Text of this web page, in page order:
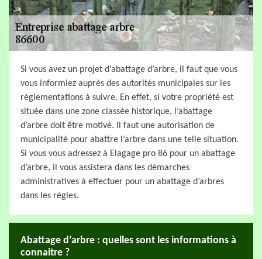
Si vous avez un projet d’abattage d’arbre, il faut que vous
vous informiez auprès des autorités municipales sur les
règlementations à suivre. En effet, si votre propriété est
située dans une zone classée historique, l’abattage
d’arbre doit être motivé. Il faut une autorisation de
municipalité pour abattre l’arbre dans une telle situation.
Si vous vous adressez à Elagage pro 86 pour un abattage
d’arbre, il vous assistera dans les démarches
administratives à effectuer pour un abattage d’arbres
dans les règles.
Abattage d’arbre : quelles sont les informations à
connaitre ?